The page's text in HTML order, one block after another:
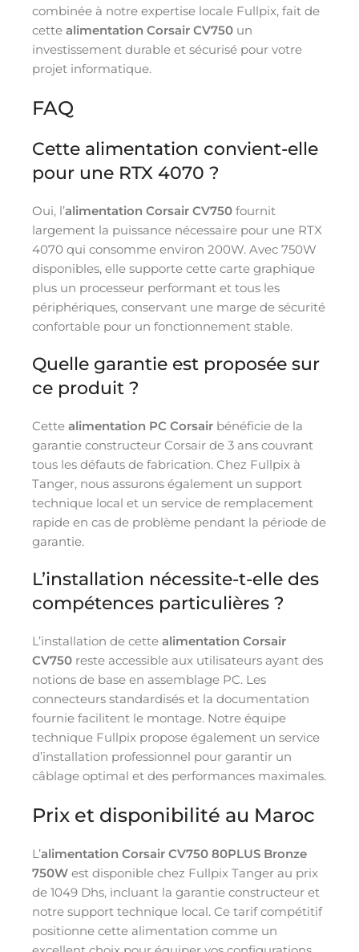
combinée à notre expertise locale Fullpix, fait de
cette alimentation Corsair CV750 un
investissement durable et sécurisé pour votre
projet informatique.
FAQ
Cette alimentation convient-elle
pour une RTX 4070 ?
Oui, l’alimentation Corsair CV750 fournit
largement la puissance nécessaire pour une RTX
4070 qui consomme environ 200W. Avec 750W
disponibles, elle supporte cette carte graphique
plus un processeur performant et tous les
périphériques, conservant une marge de sécurité
confortable pour un fonctionnement stable.
Quelle garantie est proposée sur
ce produit ?
Cette alimentation PC Corsair bénéficie de la
garantie constructeur Corsair de 3 ans couvrant
tous les défauts de fabrication. Chez Fullpix à
Tanger, nous assurons également un support
technique local et un service de remplacement
rapide en cas de problème pendant la période de
garantie.
L’installation nécessite-t-elle des
compétences particulières ?
L’installation de cette alimentation Corsair
CV750 reste accessible aux utilisateurs ayant des
notions de base en assemblage PC. Les
connecteurs standardisés et la documentation
fournie facilitent le montage. Notre équipe
technique Fullpix propose également un service
d’installation professionnel pour garantir un
câblage optimal et des performances maximales.
Prix et disponibilité au Maroc
L’alimentation Corsair CV750 80PLUS Bronze
750W est disponible chez Fullpix Tanger au prix
de 1049 Dhs, incluant la garantie constructeur et
notre support technique local. Ce tarif compétitif
positionne cette alimentation comme un